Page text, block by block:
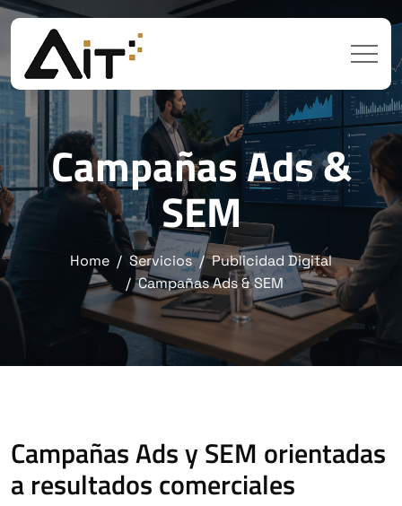
Campañas Ads &
SEM
Home Servicios
Publicidad Digital
Campañas Ads & SEM
Campañas Ads y SEM orientadas
a resultados comerciales